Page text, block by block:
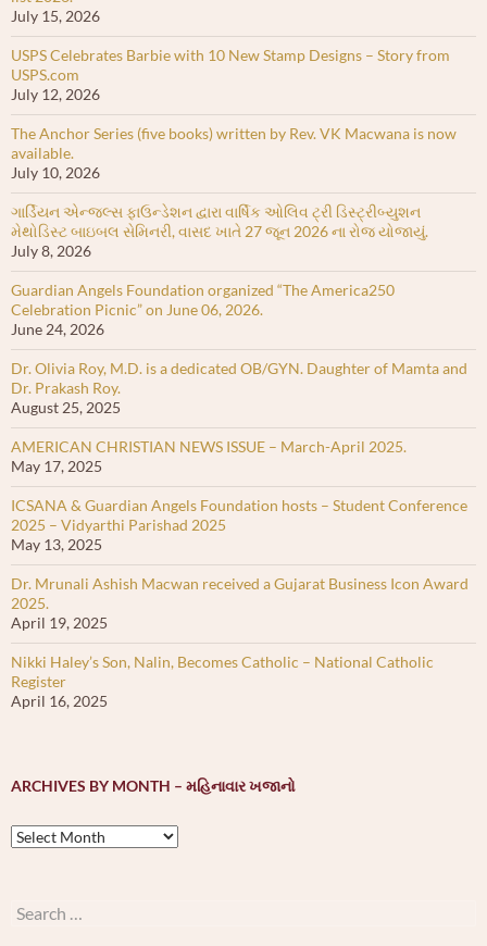
July 15, 2026
USPS Celebrates Barbie with 10 New Stamp Designs – Story from
USPS.com
July 12, 2026
The Anchor Series (five books) written by Rev. VK Macwana is now
available.
July 10, 2026
ગાર્ડિયન એન્જલ્સ ફાઉન્ડેશન દ્વારા વાર્ષિક ઓલિવ ટ્રી ડિસ્ટ્રીબ્યુશન
મેથોડિસ્ટ બાઇબલ સેમિનરી, વાસદ ખાતે 27 જૂન 2026 ના રોજ યોજાયું.
July 8, 2026
Guardian Angels Foundation organized “The America250
Celebration Picnic” on June 06, 2026.
June 24, 2026
Dr. Olivia Roy, M.D. is a dedicated OB/GYN. Daughter of Mamta and
Dr. Prakash Roy.
August 25, 2025
AMERICAN CHRISTIAN NEWS ISSUE – March-April 2025.
May 17, 2025
ICSANA & Guardian Angels Foundation hosts – Student Conference
2025 – Vidyarthi Parishad 2025
May 13, 2025
Dr. Mrunali Ashish Macwan received a Gujarat Business Icon Award
2025.
April 19, 2025
Nikki Haley’s Son, Nalin, Becomes Catholic – National Catholic
Register
April 16, 2025
ARCHIVES BY MONTH – મહિનાવાર ખજાનો
Archives
by
મહિનાવાર
Search